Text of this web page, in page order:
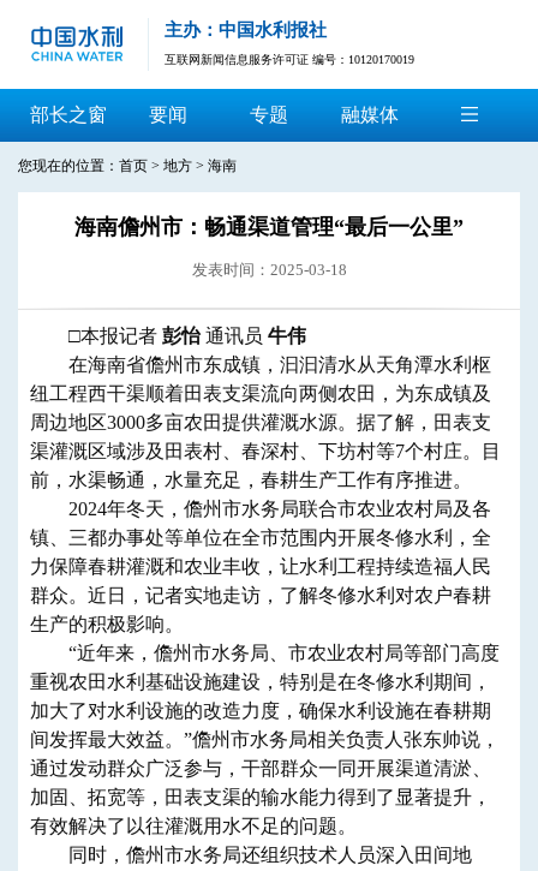
主办：中国水利报社
互联网新闻信息服务许可证 编号：10120170019
部长之窗 要闻 专题 融媒体
您现在的位置： 首页 > 地方 > 海南
海南儋州市：畅通渠道管理“最后一公里”
发表时间：2025-03-18
□本报记者 彭怡 通讯员 牛伟
在海南省儋州市东成镇，汩汩清水从天角潭水利枢
纽工程西干渠顺着田表支渠流向两侧农田，为东成镇及
周边地区3000多亩农田提供灌溉水源。据了解，田表支
渠灌溉区域涉及田表村、春深村、下坊村等7个村庄。目
前，水渠畅通，水量充足，春耕生产工作有序推进。
2024年冬天，儋州市水务局联合市农业农村局及各
镇、三都办事处等单位在全市范围内开展冬修水利，全
力保障春耕灌溉和农业丰收，让水利工程持续造福人民
群众。近日，记者实地走访，了解冬修水利对农户春耕
生产的积极影响。
“近年来，儋州市水务局、市农业农村局等部门高度
重视农田水利基础设施建设，特别是在冬修水利期间，
加大了对水利设施的改造力度，确保水利设施在春耕期
间发挥最大效益。”儋州市水务局相关负责人张东帅说，
通过发动群众广泛参与，干部群众一同开展渠道清淤、
加固、拓宽等，田表支渠的输水能力得到了显著提升，
有效解决了以往灌溉用水不足的问题。
同时，儋州市水务局还组织技术人员深入田间地